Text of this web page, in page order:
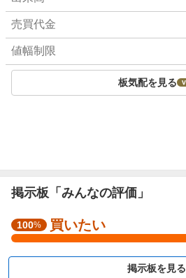
売買代金
値幅制限
板気配を見る
ア
掲示板「みんなの評価」
強
く
買
100% 買いたい
掲示板を見る